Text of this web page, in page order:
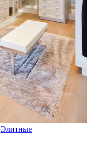
Элитные